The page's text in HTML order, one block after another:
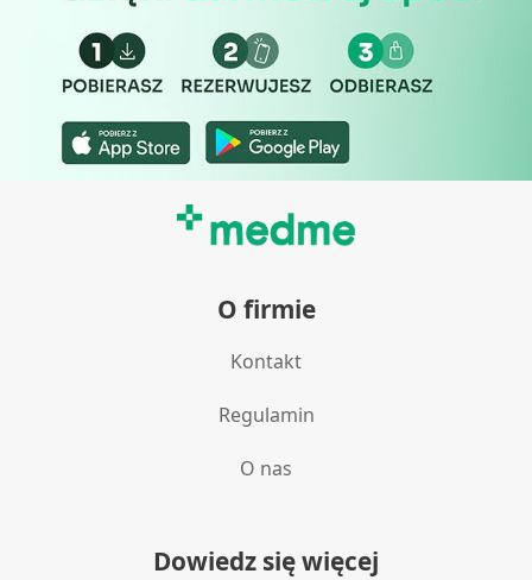
O firmie
Kontakt
Regulamin
O nas
Dowiedz się więcej